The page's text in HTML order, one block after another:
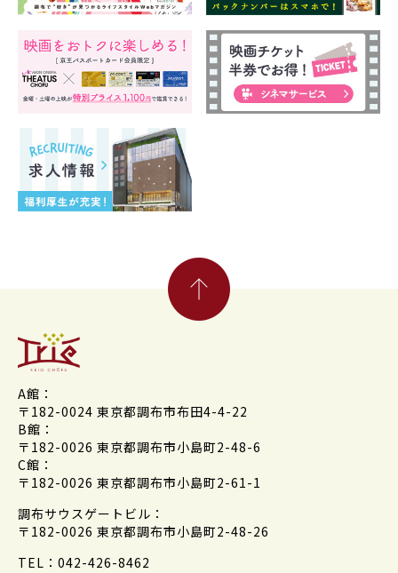
A館：
〒182-0024 東京都調布市布田4-4-22
B館：
〒182-0026 東京都調布市小島町2-48-6
C館：
〒182-0026 東京都調布市小島町2-61-1
調布サウスゲートビル：
〒182-0026 東京都調布市小島町2-48-26
TEL：042-426-8462